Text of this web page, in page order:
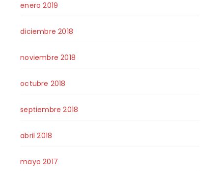
enero 2019
diciembre 2018
noviembre 2018
octubre 2018
septiembre 2018
abril 2018
mayo 2017